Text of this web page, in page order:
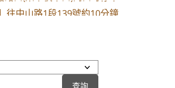
往中山路1段139號約10分鐘
官方帳號@a0975005573
中山路1段139號約10分鐘
官方帳號@a0975005573